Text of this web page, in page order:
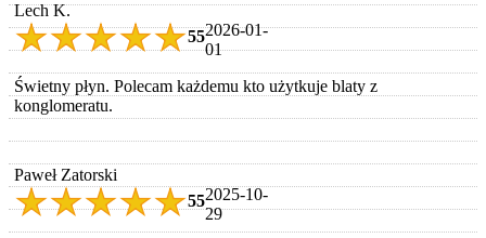
Lech K.
552026-01-
01
Świetny płyn. Polecam każdemu kto użytkuje blaty z
konglomeratu.
Paweł Zatorski
552025-10-
29